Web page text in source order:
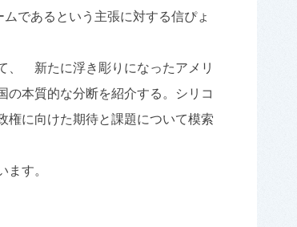
であるという主張に対する信ぴょ
、 新たに浮き彫りになったアメリ
の本質的な分断を紹介する。シリコ
権に向けた期待と課題について模索
す。